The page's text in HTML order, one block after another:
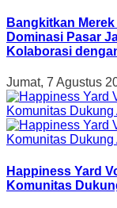
Bangkitkan
Dominasi Pasar
Kolaborasi
Jumat, 7 Agustus
Happiness Yard
Komunitas